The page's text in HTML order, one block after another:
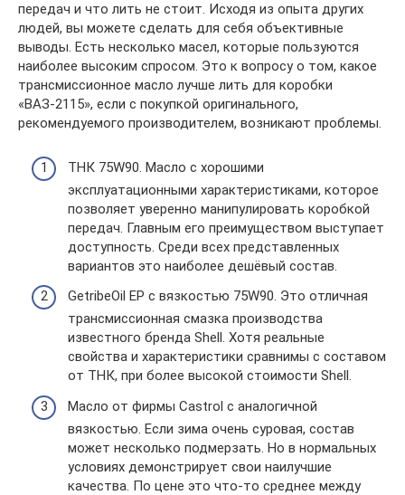
передач и что лить не стоит. Исходя из опыта других
людей, вы можете сделать для себя объективные
выводы. Есть несколько масел, которые пользуются
наиболее высоким спросом. Это к вопросу о том, какое
трансмиссионное масло лучше лить для коробки
«ВАЗ-2115», если с покупкой оригинального,
рекомендуемого производителем, возникают проблемы.
ТНК 75W90. Масло с хорошими
эксплуатационными характеристиками, которое
позволяет уверенно манипулировать коробкой
передач. Главным его преимуществом выступает
доступность. Среди всех представленных
вариантов это наиболее дешёвый состав.
GetribeOil EP с вязкостью 75W90. Это отличная
трансмиссионная смазка производства
известного бренда Shell. Хотя реальные
свойства и характеристики сравнимы с составом
от ТНК, при более высокой стоимости Shell.
Масло от фирмы Castrol с аналогичной
вязкостью. Если зима очень суровая, состав
может несколько подмерзать. Но в нормальных
условиях демонстрирует свои наилучшие
качества. По цене это что-то среднее между